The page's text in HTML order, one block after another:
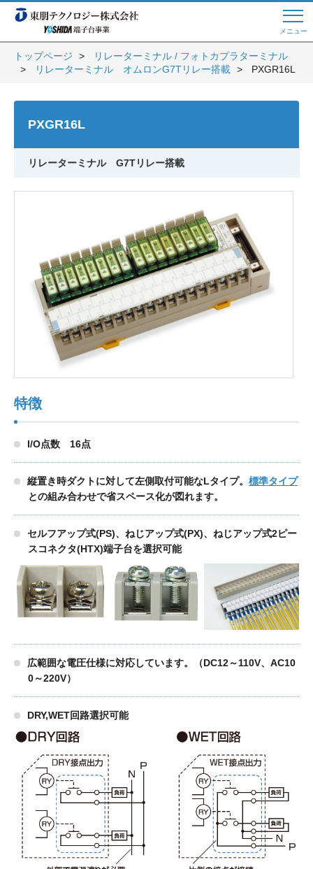
メニュー
Web商談 ご希望の方はこちら
電話・メールでお問い合わせ
トップページへ
よくある質問
会員登録
製品検索
品質への取り組み 環境方針について
個人情報保護方針
トップページ
リレーターミナル / フォトカプラターミナル
リレーターミナル オムロンG7Tリレー搭載
PXGR16L
PXGR16L
リレーターミナル G7Tリレー搭載
特徴
I/O点数 16点
縦置き時ダクトに対して左側取付可能なLタイプ。 標準タイプ
との組み合わせで省スペース化が図れます。
セルフアップ式(PS)、ねじアップ式(PX)、ねじアップ式2ピー
スコネクタ(HTX)端子台を選択可能
広範囲な電圧仕様に対応しています。（DC12～110V、AC10
0～220V）
DRY,WET回路選択可能